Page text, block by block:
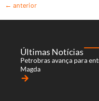
← anterior
Últimas Notícias
Petrobras avança para
Magda
arrow_forward